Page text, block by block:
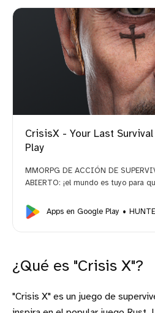
CrisisX - Your Last
Play
MMORPG DE ACCIÓN DE
ABIERTO: ¡el mundo es tuyo para
Apps en Google Play
¿Qué es "Crisis X"?
"Crisis X" es un juego de